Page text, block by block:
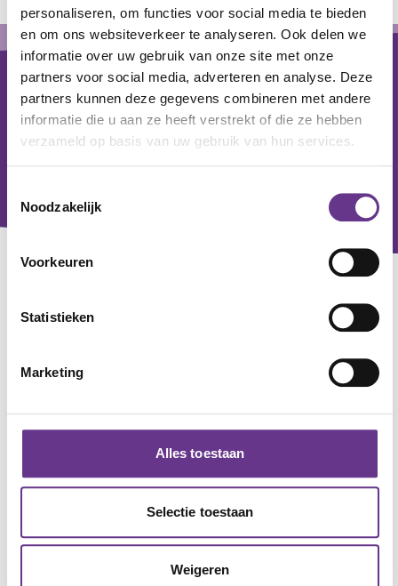
personaliseren, om functies voor social media te bieden
en om ons websiteverkeer te analyseren. Ook delen we
informatie over uw gebruik van onze site met onze
partners voor social media, adverteren en analyse. Deze
partners kunnen deze gegevens combineren met andere
informatie die u aan ze heeft verstrekt of die ze hebben
verzameld op basis van uw gebruik van hun services.
Noodzakelijk
Voorkeuren
Statistieken
Marketing
Alles toestaan
Selectie toestaan
Weigeren
Footer
Voor alle zorgvragen
Voor algemene en zakelijke vragen
Servicekantoor Amersfoort:
Ons
Wonen en logeren
Ondersteuning